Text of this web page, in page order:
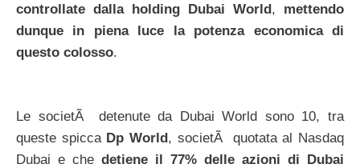
controllate dalla holding Dubai World , mettendo
dunque in piena luce la potenza economica di
questo colosso.
Le societÃ detenute da Dubai World sono 10, tra
queste spicca Dp World, societÃ quotata al Nasdaq
Dubai e che detiene il 77% delle azioni di Dubai